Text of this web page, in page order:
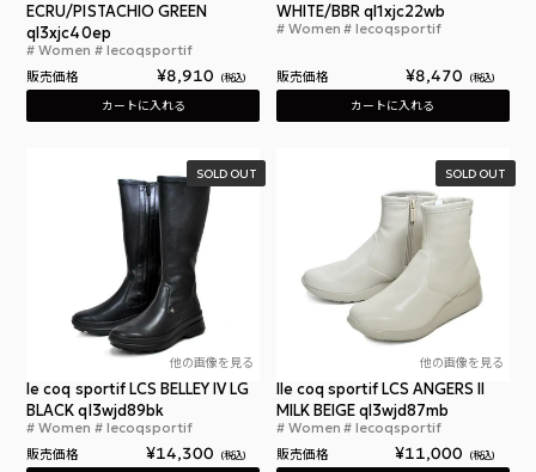
ECRU/PISTACHIO GREEN
ql3xjc40ep
Women lecoqsportif
販売価格 ¥8,910 税込
カートに入れる
WHITE/BBR ql1xjc22wb
Women lecoqsportif
販売価格 ¥8,470 税込
カートに入れる
他の画像を見る
ルコックスポルティフ ベレー 4 LG レディース ブ
le coq sportif LCS BELLEY IV LG
BLACK ql3wjd89bk
Women lecoqsportif
販売価格 ¥14,300 税込
SOLD OUT
他の画像を見る
lle coq sportif LCS ANGERS II
MILK BEIGE ql3wjd87mb
Women lecoqsportif
販売価格 ¥11,000 税込
SOLD OUT